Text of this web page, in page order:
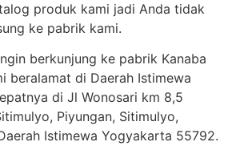
produk kami jadi Anda tidak
ke pabrik kami.
berkunjung ke pabrik Kanaba
beralamat di Daerah Istimewa
di Jl Wonosari km 8,5
Piyungan, Sitimulyo,
Istimewa Yogyakarta 55792.